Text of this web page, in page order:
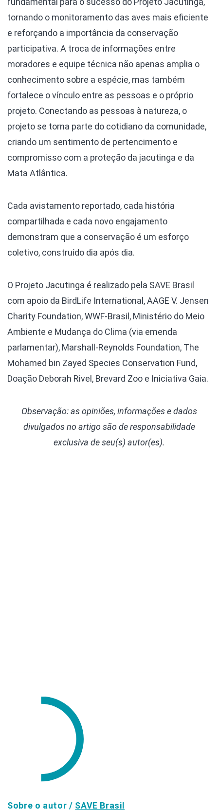
tornando o monitoramento das aves mais eficiente
e reforçando a importância da conservação
participativa. A troca de informações entre
moradores e equipe técnica não apenas amplia o
conhecimento sobre a espécie, mas também
fortalece o vínculo entre as pessoas e o próprio
projeto. Conectando as pessoas à natureza, o
projeto se torna parte do cotidiano da comunidade,
criando um sentimento de pertencimento e
compromisso com a proteção da jacutinga e da
Mata Atlântica.
Cada avistamento reportado, cada história
compartilhada e cada novo engajamento
demonstram que a conservação é um esforço
coletivo, construído dia após dia.
O Projeto Jacutinga é realizado pela SAVE Brasil
com apoio da BirdLife International, AAGE V. Jensen
Charity Foundation, WWF-Brasil, Ministério do Meio
Ambiente e Mudança do Clima (via emenda
parlamentar), Marshall-Reynolds Foundation, The
Mohamed bin Zayed Species Conservation Fund,
Doação Deborah Rivel, Brevard Zoo e Iniciativa Gaia.
Observação: as opiniões, informações e dados
divulgados no artigo são de responsabilidade
exclusiva de seu(s) autor(es).
Sobre o autor / SAVE Brasil